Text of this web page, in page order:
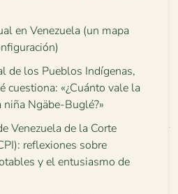
en Venezuela (un mapa
de los Pueblos Indígenas,
cuestiona: «¿Cuánto vale la
Ngäbe-Buglé?»
Venezuela de la Corte
reflexiones sobre
y el entusiasmo de